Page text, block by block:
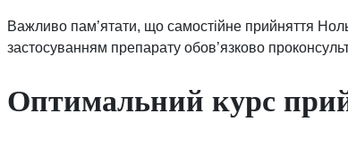
Важливо пам’ятати, що самостійне прийняття
застосуванням препарату обов’язково
Оптимальний курс